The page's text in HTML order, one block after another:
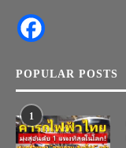
POPULAR POSTS
1